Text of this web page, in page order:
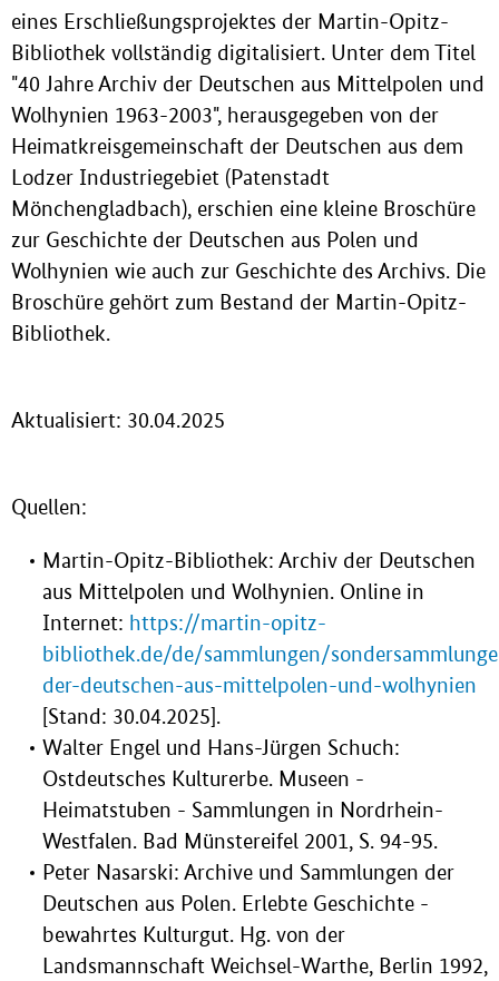
eines Erschließungsprojektes der Martin-Opitz-
Bibliothek vollständig digitalisiert. Unter dem Titel
"40 Jahre Archiv der Deutschen aus Mittelpolen und
Wolhynien 1963-2003", herausgegeben von der
Heimatkreisgemeinschaft der Deutschen aus dem
Lodzer Industriegebiet (Patenstadt
Mönchengladbach), erschien eine kleine Broschüre
zur Geschichte der Deutschen aus Polen und
Wolhynien wie auch zur Geschichte des Archivs. Die
Broschüre gehört zum Bestand der Martin-Opitz-
Bibliothek.
Aktualisiert: 30.04.2025
Quellen:
Martin-Opitz-Bibliothek: Archiv der Deutschen
aus Mittelpolen und Wolhynien. Online in
Internet: https://martin-opitz-
bibliothek.de/de/sammlungen/
der-deutschen-aus-mittelpolen-und-wolhynien
[Stand: 30.04.2025].
Walter Engel und Hans-Jürgen Schuch:
Ostdeutsches Kulturerbe. Museen -
Heimatstuben - Sammlungen in Nordrhein-
Westfalen. Bad Münstereifel 2001, S. 94-95.
Peter Nasarski: Archive und Sammlungen der
Deutschen aus Polen. Erlebte Geschichte -
bewahrtes Kulturgut. Hg. von der
Landsmannschaft Weichsel-Warthe, Berlin 1992,